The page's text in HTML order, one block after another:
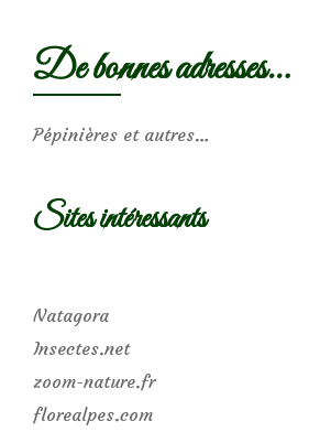
De bonnes adresses…
Pépinières et autres…
Sites intéressants
Natagora
Insectes.net
zoom-nature.fr
florealpes.com